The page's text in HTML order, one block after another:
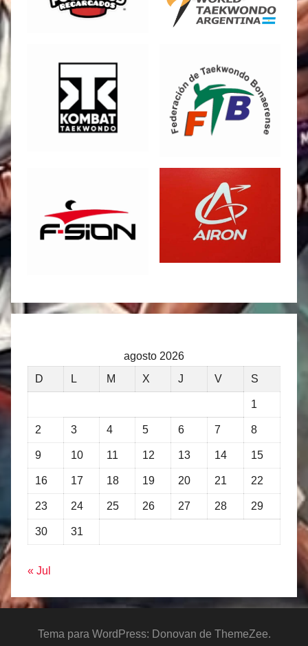
agosto 2026
D
L M X J V S
1
2 3 4 5 6 7 8
9 10 11 12 13 14 15
16 17 18 19 20 21 22
23 24 25 26 27 28 29
30 31
« Jul
Tema para WordPress: Donovan de ThemeZee.